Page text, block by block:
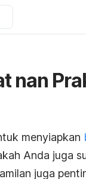
nan
menyiapkan
Anda juga
juga